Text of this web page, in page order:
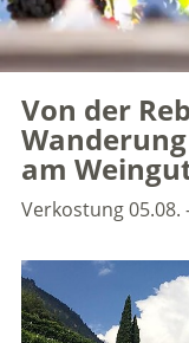
Von der
am
Verkostung05.08.